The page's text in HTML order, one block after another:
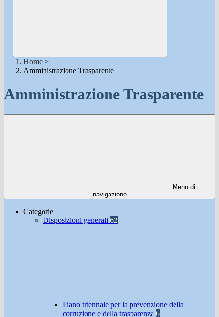
Home >
Amministrazione Trasparente
Amministrazione Trasparente
Menu di
navigazione
Categorie
Disposizioni generali 62
Piano triennale per la prevenzione della
corruzione e della trasparenza 6